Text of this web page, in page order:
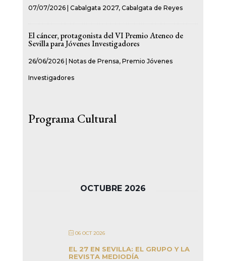
07/07/2026| Cabalgata 2027, Cabalgata de Reyes
El cáncer, protagonista del VI Premio Ateneo de
Sevilla para Jóvenes Investigadores
26/06/2026| Notas de Prensa, Premio Jóvenes
Investigadores
Programa Cultural
OCTUBRE 2026
06 OCT 2026
EL 27 EN SEVILLA: EL GRUPO Y LA
REVISTA MEDIODÍA